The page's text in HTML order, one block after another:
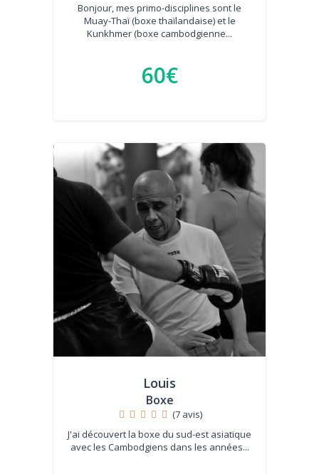
Bonjour, mes primo-disciplines sont le
Muay-Thaï (boxe thaïlandaise) et le
Kunkhmer (boxe cambodgienne...
60€
Louis
Boxe
(7 avis)
J'ai découvert la boxe du sud-est asiatique
avec les Cambodgiens dans les années...